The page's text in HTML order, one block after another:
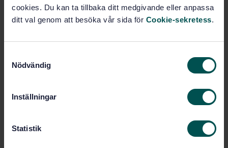
cookies. Du kan ta tillbaka ditt medgivande eller anpassa
ditt val genom att besöka vår sida för Cookie-sekretess.
Nödvändig
Inställningar
Statistik
Byggnaders samt gång- och cykelbroars brukbarhet
med hänsyn till svängningar och vibrationer ISO
10137:2007, IDT)
1 599 SEK
PDF
Lägg i varukorgen
Fler alternativ